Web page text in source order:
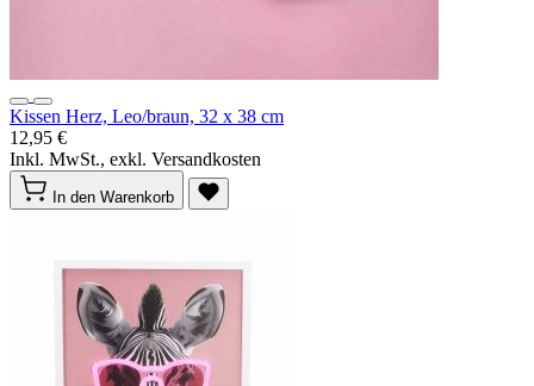
Kissen Herz, Leo/braun, 32 x 38 cm
12,95 €
Inkl. MwSt., exkl. Versandkosten
In den Warenkorb